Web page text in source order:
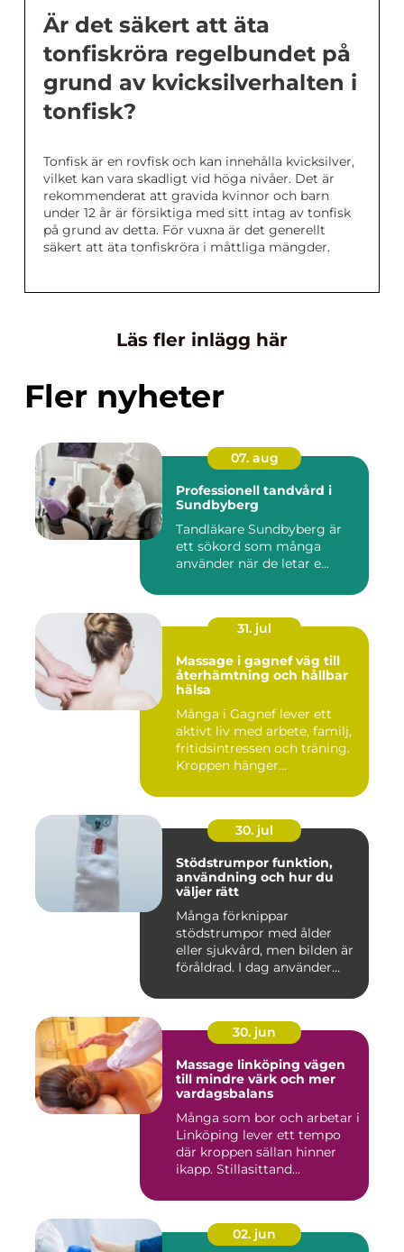
Är det säkert att äta
tonfiskröra regelbundet på
grund av kvicksilverhalten i
tonfisk?
Tonfisk är en rovfisk och kan innehålla kvicksilver,
vilket kan vara skadligt vid höga nivåer. Det är
rekommenderat att gravida kvinnor och barn
under 12 år är försiktiga med sitt intag av tonfisk
på grund av detta. För vuxna är det generellt
säkert att äta tonfiskröra i måttliga mängder.
Läs fler inlägg här
Fler nyheter
07. aug
Professionell tandvård i
Sundbyberg
Tandläkare Sundbyberg är
ett sökord som många
använder när de letar e...
31. jul
Massage i gagnef väg till
återhämtning och hållbar
hälsa
Många i Gagnef lever ett
aktivt liv med arbete, familj,
fritidsintressen och träning.
Kroppen hänger...
30. jul
Stödstrumpor funktion,
användning och hur du
väljer rätt
Många förknippar
stödstrumpor med ålder
eller sjukvård, men bilden är
föråldrad. I dag använder
30. jun
Massage linköping vägen
till mindre värk och mer
vardagsbalans
Många som bor och arbetar i
Linköping lever ett tempo
där kroppen sällan hinner
ikapp. Stillasittand...
02. jun